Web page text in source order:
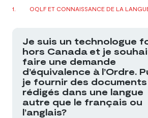
OQLF ET CONNAISSANCE DE LA
Je suis un technologue
hors Canada et je
faire une demande
d’équivalence à l’Ordre.
je fournir des documents
rédigés dans une langue
autre que le français ou
l’anglais?